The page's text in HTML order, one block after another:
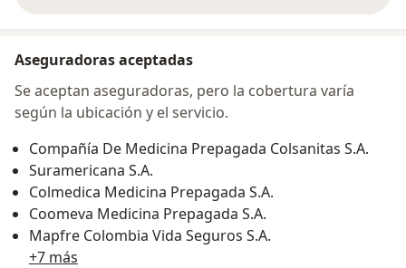
Aseguradoras aceptadas
Se aceptan aseguradoras, pero la cobertura varía
según la ubicación y el servicio.
Compañía De Medicina Prepagada Colsanitas S.A.
Suramericana S.A.
Colmedica Medicina Prepagada S.A.
Coomeva Medicina Prepagada S.A.
Mapfre Colombia Vida Seguros S.A.
+7 más